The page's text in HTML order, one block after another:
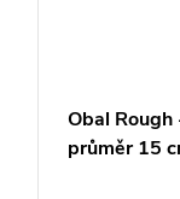
Obal Rough
průměr 15